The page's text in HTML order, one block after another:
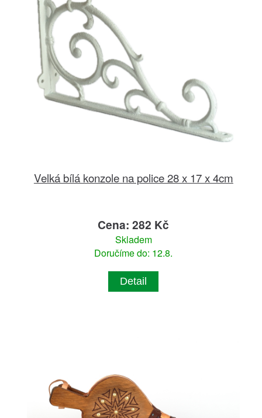
Velká bílá konzole na police 28 x 17 x 4cm
Cena: 282 Kč
Skladem
Doručíme do: 12.8.
Detail